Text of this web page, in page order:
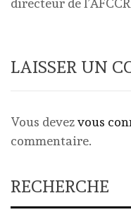
directeur de
LAISSER UN
Vous devezvous
commentaire.
RECHERCHE